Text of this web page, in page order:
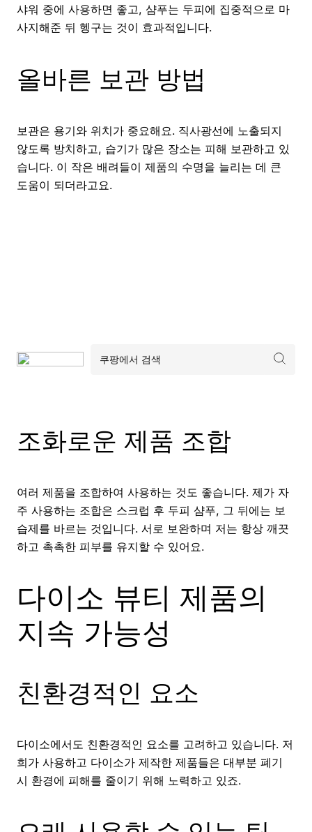
샤워 중에 사용하면 좋고, 샴푸는 두피에 집중적으로 마
사지해준 뒤 헹구는 것이 효과적입니다.
올바른 보관 방법
보관은 용기와 위치가 중요해요. 직사광선에 노출되지
않도록 방치하고, 습기가 많은 장소는 피해 보관하고 있
습니다. 이 작은 배려들이 제품의 수명을 늘리는 데 큰
도움이 되더라고요.
조화로운 제품 조합
여러 제품을 조합하여 사용하는 것도 좋습니다. 제가 자
주 사용하는 조합은 스크럽 후 두피 샴푸, 그 뒤에는 보
습제를 바르는 것입니다. 서로 보완하며 저는 항상 깨끗
하고 촉촉한 피부를 유지할 수 있어요.
다이소 뷰티 제품의
지속 가능성
친환경적인 요소
다이소에서도 친환경적인 요소를 고려하고 있습니다. 저
희가 사용하고 다이소가 제작한 제품들은 대부분 폐기
시 환경에 피해를 줄이기 위해 노력하고 있죠.